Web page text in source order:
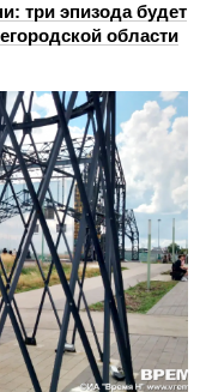
три эпизода будет
области